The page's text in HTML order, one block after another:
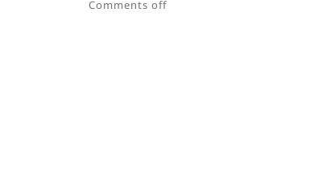
Comments off